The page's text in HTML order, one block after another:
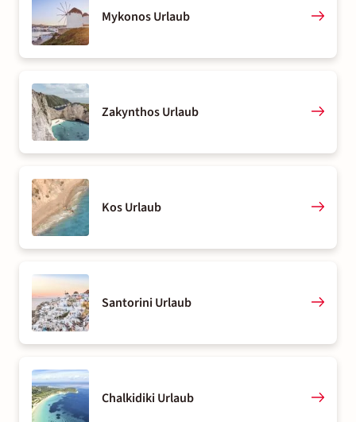
Mykonos Urlaub
Zakynthos Urlaub
Kos Urlaub
Santorini Urlaub
Chalkidiki Urlaub